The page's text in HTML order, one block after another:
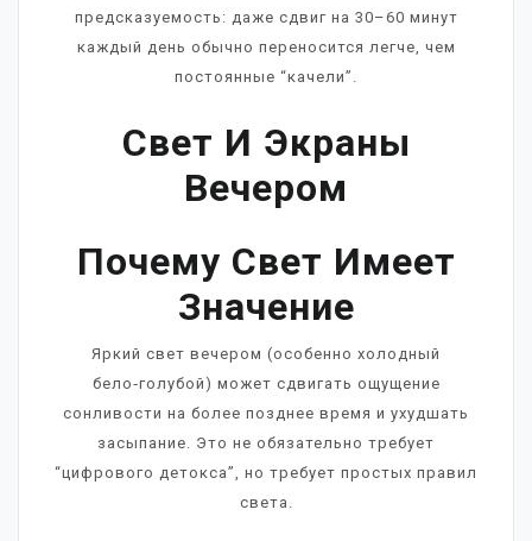
предсказуемость: даже сдвиг на 30–60 минут
каждый день обычно переносится легче, чем
постоянные “качели”.
Свет И Экраны
Вечером
Почему Свет Имеет
Значение
Яркий свет вечером (особенно холодный
бело‑голубой) может сдвигать ощущение
сонливости на более позднее время и ухудшать
засыпание. Это не обязательно требует
“цифрового детокса”, но требует простых правил
света.